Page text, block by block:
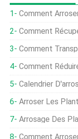
Comment Arroser Les
Comment
Comment
Comment
Calendrier D'arrosage Des
Arroser Les Plants
Arrosage Des Plants De
Comment